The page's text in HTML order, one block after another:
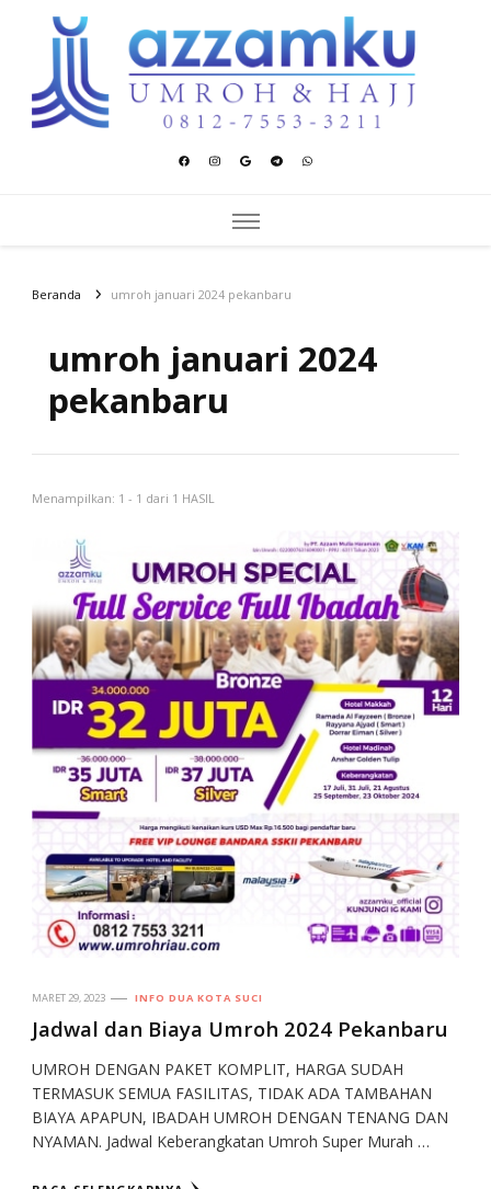
Azzamku Umroh dan Hajj
Beranda umroh januari 2024 pekanbaru
umroh januari 2024
pekanbaru
Menampilkan: 1 - 1 dari 1 HASIL
MARET 29, 2023 INFO DUA KOTA SUCI
Jadwal dan Biaya Umroh 2024 Pekanbaru
UMROH DENGAN PAKET KOMPLIT, HARGA SUDAH
TERMASUK SEMUA FASILITAS, TIDAK ADA TAMBAHAN
BIAYA APAPUN, IBADAH UMROH DENGAN TENANG DAN
NYAMAN. Jadwal Keberangkatan Umroh Super Murah …